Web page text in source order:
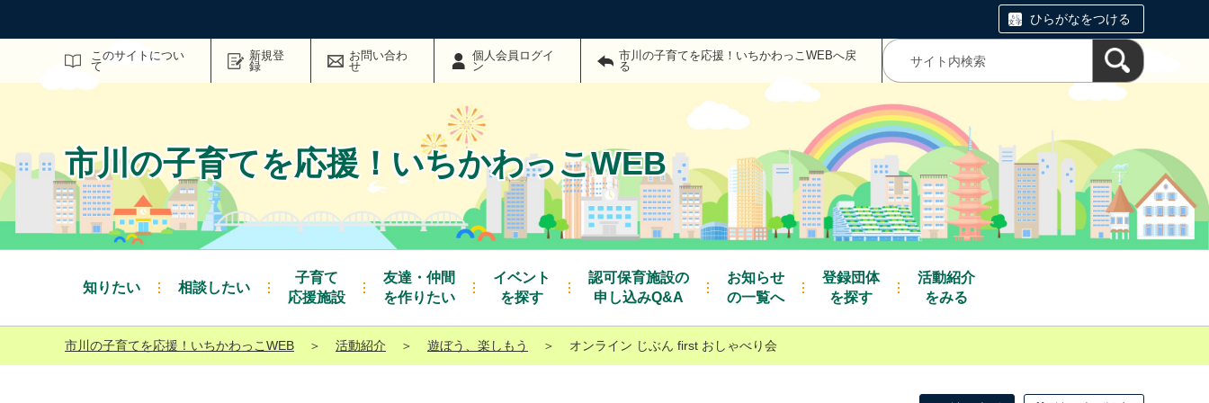
ひらがなをつける
このサイトについ
て
新規登
録
お問い合わ
せ
個人会員ログイ
ン
市川の子育てを応援！いちかわっこWEBへ戻
る
市川の子育てを応援！いちかわっこWEB
知りたい 相談したい
子育て
応援施設
友達・仲間
を作りたい
イベント
を探す
認可保育施設の
申し込みQ&A
お知らせ
の一覧へ
登録団体
を探す
活動紹介
をみる
市川の子育てを応援！いちかわっこWEB ＞ 活動紹介 ＞ 遊ぼう、楽しもう ＞ オンライン じぶん first おしゃべり会